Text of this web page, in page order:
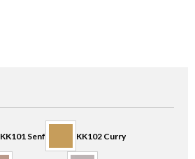
KK101 Senf KK102 Curry